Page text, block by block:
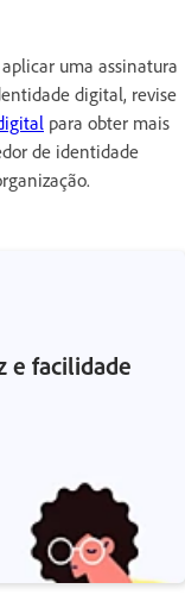
uma assinatura
digital, revise
para obter mais
de identidade
e facilidade